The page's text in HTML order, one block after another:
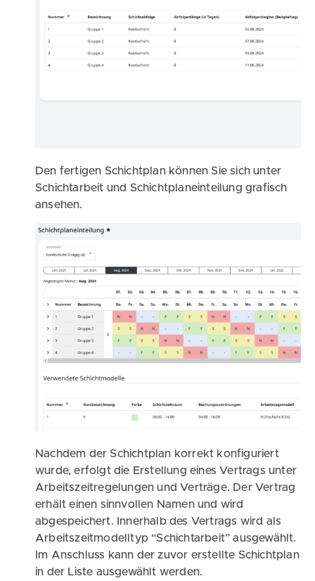
Den fertigen Schichtplan können Sie sich unter
Schichtarbeit und Schichtplaneinteilung grafisch
ansehen.
Nachdem der Schichtplan korrekt konfiguriert
wurde, erfolgt die Erstellung eines Vertrags unter
Arbeitszeitregelungen und Verträge. Der Vertrag
erhält einen sinnvollen Namen und wird
abgespeichert. Innerhalb des Vertrags wird als
Arbeitszeitmodelltyp “Schichtarbeit” ausgewählt.
Im Anschluss kann der zuvor erstellte Schichtplan
in der Liste ausgewählt werden.